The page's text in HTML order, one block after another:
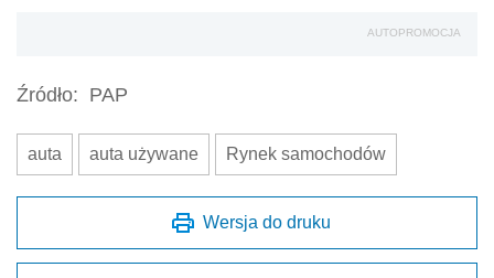
AUTOPROMOCJA
Źródło: PAP
auta auta używane Rynek samochodów
Wersja do druku